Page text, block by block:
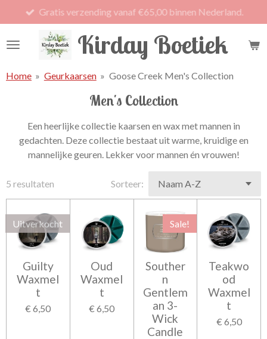
direct
naar
Kirday Boetiek
Gratis verzending vanaf €65,00 binnen Nederland.
Home » Geurkaarsen » Goose Creek Men's Collection
Men's Collection
Een heerlijke collectie kaarsen en wax met mannen in
gedachten. Deze collectie bestaat uit warme, kruidigeen
mannelijke geuren. Lekker voor mannen én vrouwen!
5 resultaten Sorteer:
Uitverkocht
Guilty
Waxmel
t
€ 6,50
Oud
Waxmel
t
€ 6,50
Sale!
Souther
n
Gentlem
an 3-
Wick
Candle
Teakwo
od
Waxmel
t
€ 6,50